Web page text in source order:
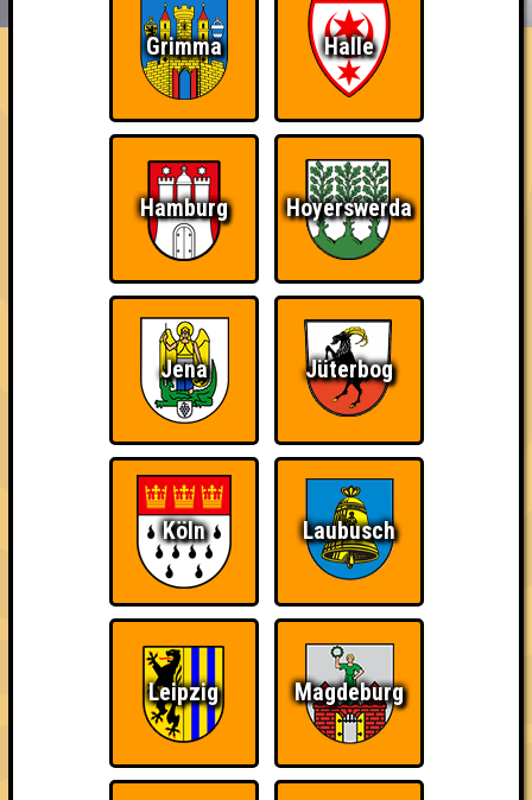
FAQ ÜBER UNS
That Awkward Moment Between Birth
Errungenschaften
Kleiner Hinweis: bei uns sind Teams, die in einem Stechen
verlieren, trotzdem auf dem 1. Platz - den haben sie sich
schließlich verdient! Entsprechend gibt es für diese auch
Errungenschaften für den 1. Platz.
Wiederzehn macht
Schon wieder zum
Quizveteran
Wir sind immer bei
Nerven aus Stahl
The Amount of
Teilnahmen is too
damn high
Grimma Halle
Hamburg Hoyerswerda
Jena Jüterbog
Köln Laubusch
Leipzig Magdeburg